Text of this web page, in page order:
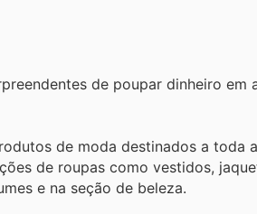
de poupar dinheiro em
de moda destinados a toda a
de roupas como vestidos,
e na seção de beleza.